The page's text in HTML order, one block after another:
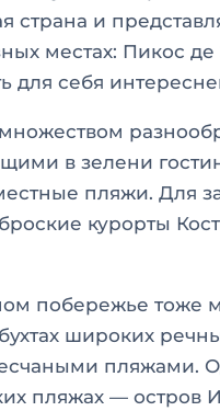
и
местах: Пикос
для себя
в зелени
пляжи. Для
курорты
побережье тоже
широких
пляжами.
пляжах — остров